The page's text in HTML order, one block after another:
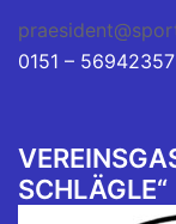
0151 – 56942357
SCHLÄGLE“